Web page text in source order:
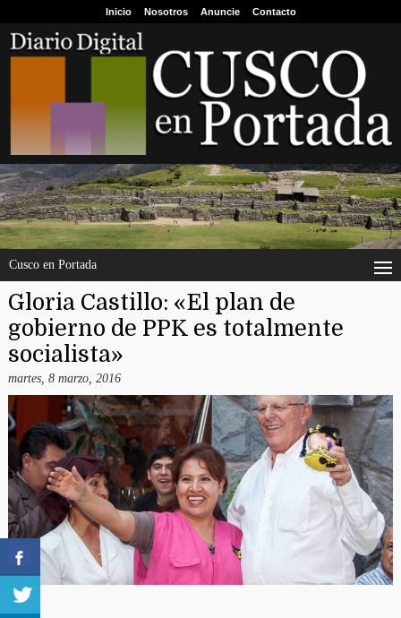
Inicio Nosotros Anuncie Contacto
Cusco en Portada
Gloria Castillo: «El plan de
gobierno de PPK es totalmente
socialista»
martes, 8 marzo, 2016